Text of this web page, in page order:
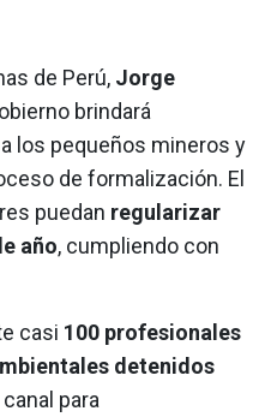
de Perú, Jorge
brindará
a los pequeños mineros y
de formalización. El
puedan regularizar
año, cumpliendo con
casi 100 profesionales
detenidos
para